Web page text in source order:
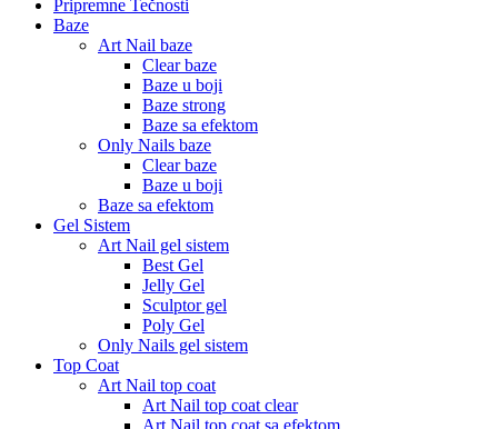
Pripremne Tečnosti
Baze
Art Nail baze
Clear baze
Baze u boji
Baze strong
Baze sa efektom
Only Nails baze
Clear baze
Baze u boji
Baze sa efektom
Gel Sistem
Art Nail gel sistem
Best Gel
Jelly Gel
Sculptor gel
Poly Gel
Only Nails gel sistem
Top Coat
Art Nail top coat
Art Nail top coat clear
Art Nail top coat sa efektom